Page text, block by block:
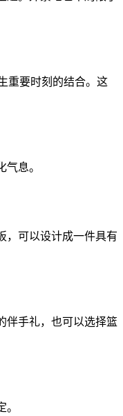
重要时刻的结合。这
息。
，可以设计成一件具有
伴手礼，也可以选择篮